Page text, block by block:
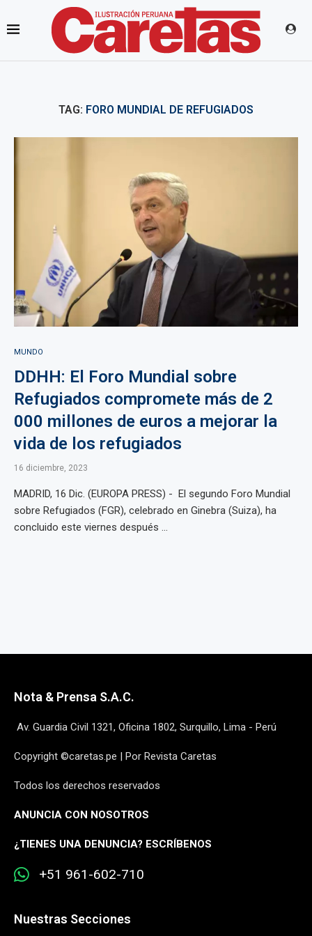
TAG: FORO MUNDIAL DE REFUGIADOS
MUNDO
DDHH: El Foro Mundial sobre
Refugiados compromete más de 2
000 millones de euros a mejorar la
vida de los refugiados
16 diciembre, 2023
MADRID, 16 Dic. (EUROPA PRESS) - El segundo Foro Mundial
sobre Refugiados (FGR), celebrado en Ginebra (Suiza), ha
concluido este viernes después ...
Nota & Prensa S.A.C.
Av. Guardia Civil 1321, Oficina 1802, Surquillo, Lima - Perú
Copyright ©caretas.pe | Por Revista Caretas
Todos los derechos reservados
ANUNCIA CON NOSOTROS
¿TIENES UNA DENUNCIA? ESCRÍBENOS
+51 961-602-710
Nuestras Secciones